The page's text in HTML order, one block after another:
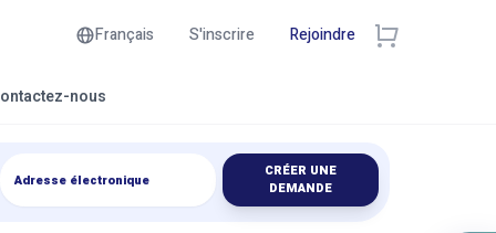
Français S'inscrire Rejoindre
nous
CRÉER UNE
DEMANDE